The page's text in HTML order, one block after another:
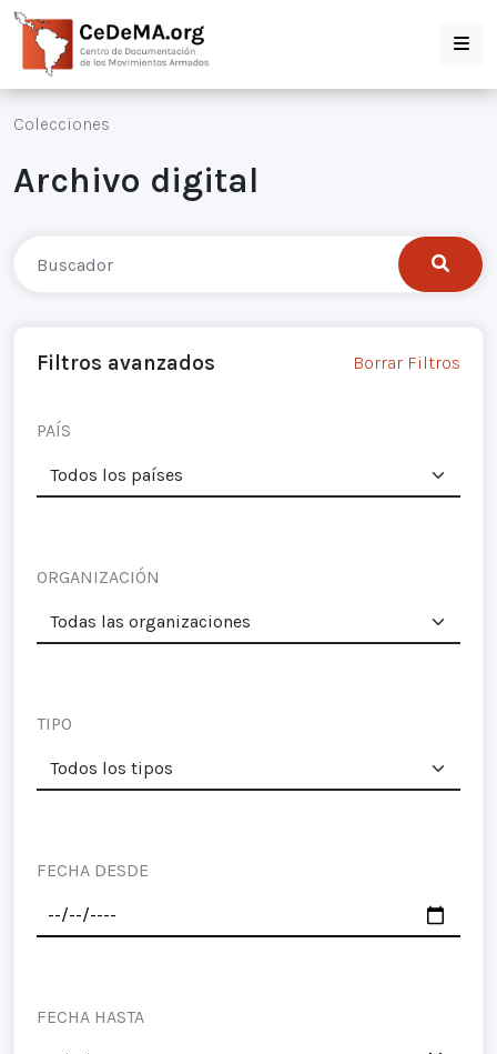
Colecciones
Archivo digital
Filtros avanzados Borrar Filtros
PAÍS
ORGANIZACIÓN
TIPO
FECHA DESDE
FECHA HASTA